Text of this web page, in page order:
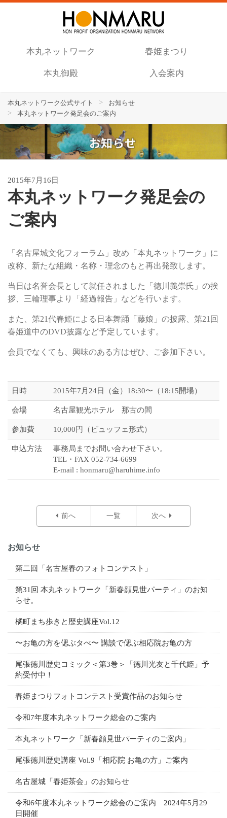
本丸ネットワーク 春姫まつり
本丸御殿 入会案内
本丸ネットワーク公式サイト
お知らせ
本丸ネットワーク発足会のご案内
2015年7月16日
本丸ネットワーク発足会の
ご案内
「名古屋城文化フォーラム」改め「本丸ネットワーク」に
改称、新たな組織・名称・理念のもと再出発致します。
当日は名誉会長として就任されました「徳川義崇氏」の挨
拶、三輪理事より「経過報告」などを行います。
また、第21代春姫による日本舞踊「藤娘」の披露、第21回
春姫道中のDVD披露など予定しています。
会員でなくても、興味のある方はぜひ、ご参加下さい。
日時 2015年7月24日（金）18:30〜（18:15開場）
会場 名古屋観光ホテル 那古の間
参加費 10,000円（ビュッフェ形式）
申込方法
事務局までお問い合わせ下さい。
TEL・FAX 052-734-6699
E-mail : honmaru@haruhime.info
前へ 一覧 次へ
お知らせ
第二回「名古屋春のフォトコンテスト」
第31回 本丸ネットワーク「新春顔見世パーティ」のお知
らせ。
橘町まち歩きと歴史講座Vol.12
〜お亀の方を偲ぶタべ〜 講談で偲ぶ相応院お亀の方
尾張徳川歴史コミック＜第3巻＞「徳川光友と千代姫」予
約受付中！
春姫まつりフォトコンテスト受賞作品のお知らせ
令和7年度本丸ネットワーク総会のご案内
本丸ネットワーク「新春顔見世パーティのご案内」
尾張徳川歴史講座 Vol.9「相応院 お亀の方」ご案内
名古屋城「春姫茶会」のお知らせ
令和6年度本丸ネットワーク総会のご案内 2024年5月29
日開催